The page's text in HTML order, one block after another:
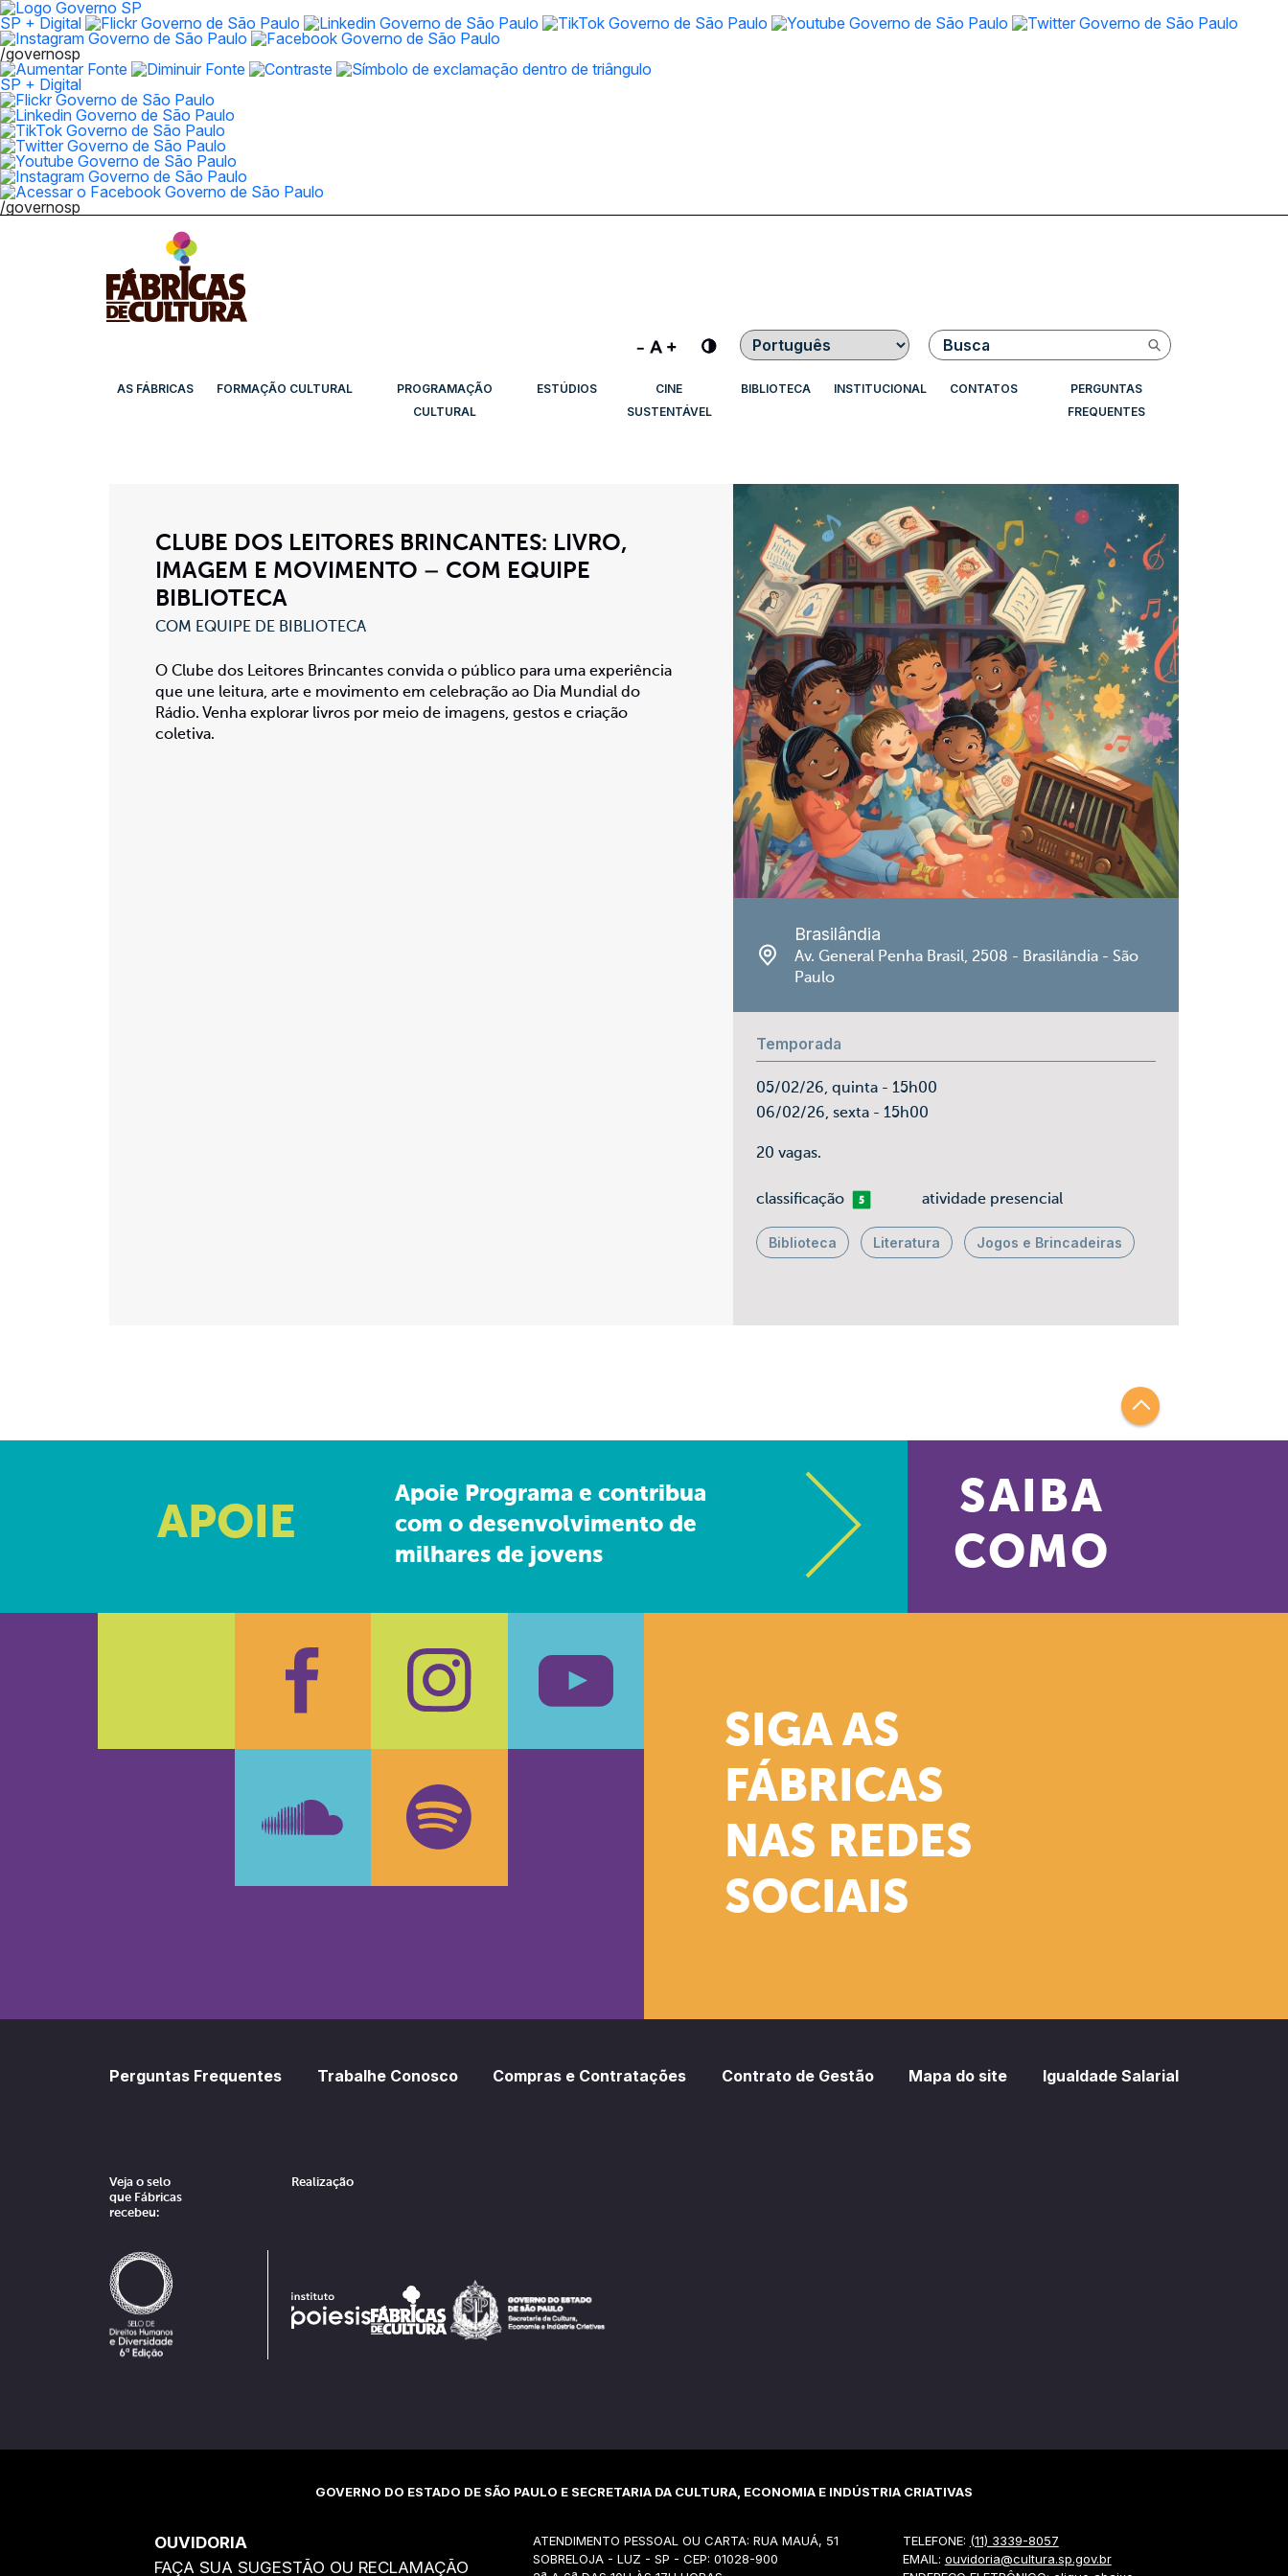
SP + Digital
/governosp
SP + Digital
/governosp
Contraste Buscar
AS FÁBRICAS FORMAÇÃO CULTURAL
PROGRAMAÇÃO
CULTURAL
ESTÚDIOS
CINE
SUSTENTÁVEL
BIBLIOTECA INSTITUCIONAL CONTATOS
PERGUNTAS
FREQUENTES
CLUBE DOS LEITORES BRINCANTES: LIVRO,
IMAGEM E MOVIMENTO – COM EQUIPE
BIBLIOTECA
COM EQUIPE DE BIBLIOTECA
O Clube dos Leitores Brincantes convida o público para uma experiência
que une leitura, arte e movimento em celebração ao Dia Mundial do
Rádio. Venha explorar livros por meio de imagens, gestos e criação
coletiva.
Brasilândia
Av. General Penha Brasil, 2508 - Brasilândia - São
Paulo
Temporada
05/02/26, quinta - 15h00
06/02/26, sexta - 15h00
20 vagas.
classificaçãomais 05 atividade presencial
Biblioteca Literatura Jogos e Brincadeiras
APOIE
Apoie Programa e contribua
com o desenvolvimento de
milhares de jovens
SAIBA
COMO
SIGA AS
FÁBRICAS
NAS REDES
SOCIAIS
FacebookInstagram
Perguntas Frequentes Trabalhe Conosco Compras e Contratações Contrato de Gestão Mapa do site Igualdade Salarial
Veja o selo
que Fábricas
recebeu:
Realização
GOVERNO DO ESTADO DE SÃO PAULO E SECRETARIA DA CULTURA, ECONOMIA E INDÚSTRIA CRIATIVAS
OUVIDORIA
FAÇA SUA SUGESTÃO OU RECLAMAÇÃO
ATENDIMENTO PESSOAL OU CARTA: RUA MAUÁ, 51
SOBRELOJA - LUZ - SP - CEP: 01028-900
TELEFONE: (11) 3339-8057
EMAIL: ouvidoria@cultura.sp.gov.br